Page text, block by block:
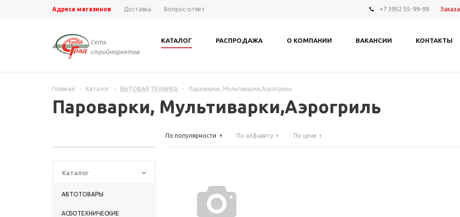
Адреса магазинов Доставка Вопрос-ответ +7 3952 55-99-99
Сеть
строймаркетов
КАТАЛОГ РАСПРОДАЖА О КОМПАНИИ ВАКАНСИИ КОНТАКТЫ
Главная - Каталог - БЫТОВАЯ ТЕХНИКА - Пароварки, Мультиварки,Аэрогриль
Пароварки, Мультиварки,Аэрогриль
Каталог
АВТОТОВАРЫ
АСБОТЕХНИЧЕСКИЕ
По популярности По алфавиту По цене